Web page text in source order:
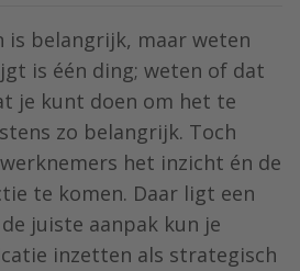
is belangrijk, maar weten
is één ding; weten of dat
je kunt doen om het te
zo belangrijk. Toch
het inzicht én de
te komen. Daar ligt een
juiste aanpak kun je
inzetten als strategisch